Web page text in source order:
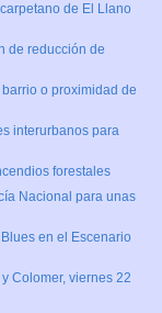
de El Llano
de reducción de
o proximidad de
interurbanos para
forestales
Nacional para unas
en el Escenario
Colomer, viernes 22